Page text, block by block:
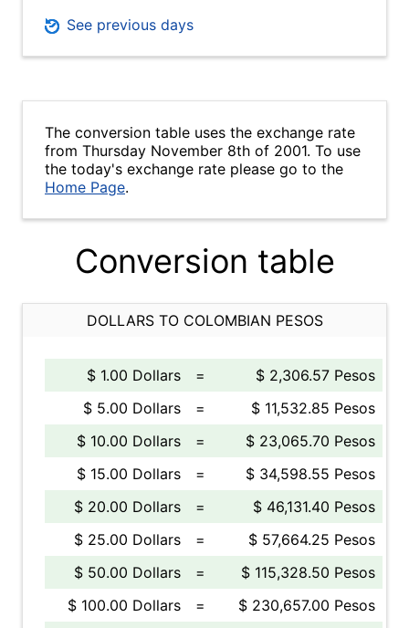
See previous days
The conversion table uses the exchange rate
from Thursday November 8th of 2001. To use
the today's exchange rate please go to the
Home Page.
Conversion table
DOLLARS TO COLOMBIAN PESOS
$ 1.00 Dollars =
$ 2,306.57 Pesos
$ 5.00 Dollars
=
$ 11,532.85 Pesos
$ 10.00 Dollars
=
$ 23,065.70 Pesos
$ 15.00 Dollars
=
$ 34,598.55 Pesos
$ 20.00 Dollars
=
$ 46,131.40 Pesos
$ 25.00 Dollars
=
$ 57,664.25 Pesos
$ 50.00 Dollars
=
$ 115,328.50 Pesos
$ 100.00 Dollars
=
$ 230,657.00 Pesos